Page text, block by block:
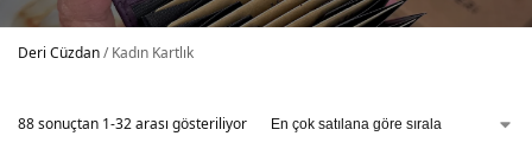
Deri Cüzdan/Kadın Kartlık
88 sonuçtan 1-32 arası gösteriliyor